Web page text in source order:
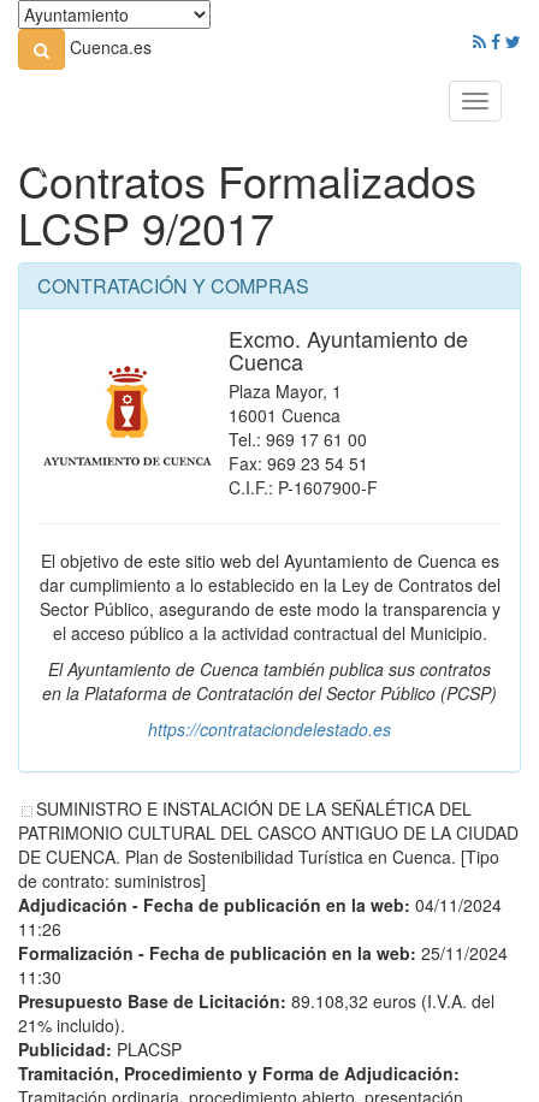
Cuenca.es
Toggle
Contratos Formalizados
LCSP 9/2017
CONTRATACIÓN Y COMPRAS
Excmo. Ayuntamiento de
Cuenca
Plaza Mayor, 1
16001 Cuenca
Tel.: 969 17 61 00
Fax: 969 23 54 51
C.I.F.: P-1607900-F
El objetivo de este sitio web del Ayuntamiento de Cuenca es
dar cumplimiento a lo establecido en la Ley de Contratos del
Sector Público, asegurando de este modo la transparencia y
el acceso público a la actividad contractual del Municipio.
El Ayuntamiento de Cuenca también publica sus contratos
en la Plataforma de Contratación del Sector Público (PCSP)
https://contrataciondelestado.es
SUMINISTRO E INSTALACIÓN DE LA SEÑALÉTICA DEL
PATRIMONIO CULTURAL DEL CASCO ANTIGUO DE LA CIUDAD
DE CUENCA. Plan de Sostenibilidad Turística en Cuenca. [Tipo
de contrato: suministros]
Adjudicación - Fecha de publicación en la web: 04/11/2024
11:26
Formalización - Fecha de publicación en la web: 25/11/2024
11:30
Presupuesto Base de Licitación: 89.108,32 euros (I.V.A. del
21% incluido).
Publicidad: PLACSP
Tramitación, Procedimiento y Forma de Adjudicación:
Tramitación ordinaria, procedimiento abierto, presentación